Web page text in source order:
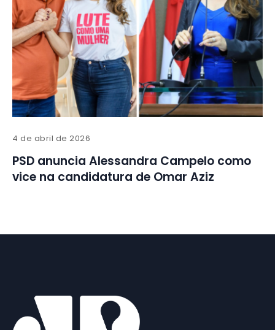
4 de abril de 2026
PSD anuncia Alessandra Campelo como
vice na candidatura de Omar Aziz